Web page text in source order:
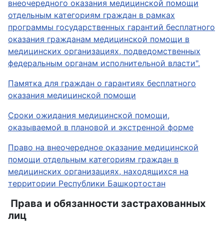
внеочередного оказания медицинской помощи
отдельным категориям граждан в рамках
программы государственных гарантий бесплатного
оказания гражданам медицинской помощи в
медицинских организациях, подведомственных
федеральным органам исполнительной власти".
Памятка для граждан о гарантиях бесплатного
оказания медицинской помощи
Сроки ожидания медицинской помощи,
оказываемой в плановой и экстренной форме
Право на внеочередное оказание медицинской
помощи отдельным категориям граждан в
медицинских организациях, находящихся на
территории Республики Башкортостан
Права и обязанности застрахованных
лиц